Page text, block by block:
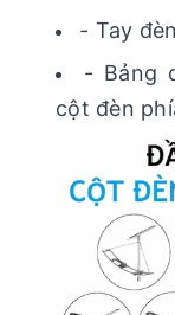
- Tay
- Bảng
cột đèn